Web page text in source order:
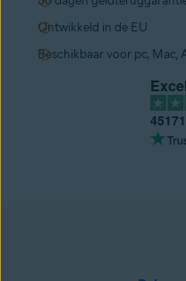
Ontwikkeld in de EU
Beschikbaar voor pc, Mac,
45171